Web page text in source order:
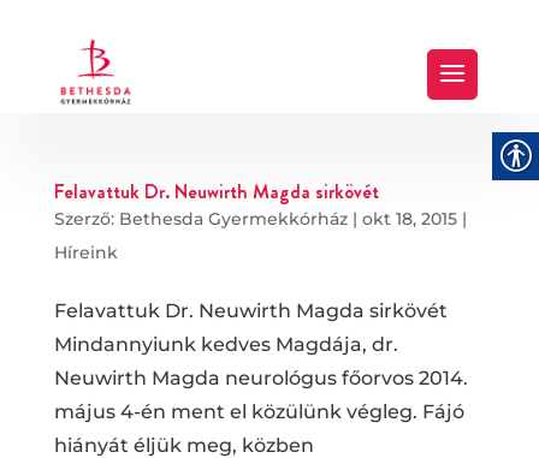
Felavattuk Dr. Neuwirth Magda sirkövét
Szerző: Bethesda Gyermekkórház| okt 18, 2015|
Híreink
Felavattuk Dr. Neuwirth Magda sirkövét
Mindannyiunk kedves Magdája, dr.
Neuwirth Magda neurológus főorvos 2014.
május 4-én ment el közülünk végleg. Fájó
hiányát éljük meg, közben